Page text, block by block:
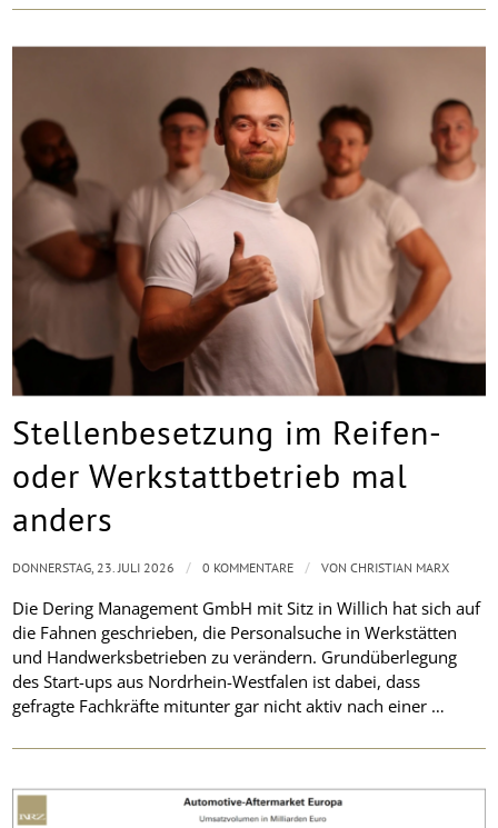
Stellenbesetzung im Reifen-
oder Werkstattbetrieb mal
anders
Die Dering Management GmbH mit Sitz in Willich hat sich auf
die Fahnen geschrieben, die Personalsuche in Werkstätten
und Handwerksbetrieben zu verändern. Grundüberlegung
des Start-ups aus Nordrhein-Westfalen ist dabei, dass
gefragte Fachkräfte mitunter gar nicht aktiv nach einer …
DONNERSTAG, 23. JULI 2026 / 0 KOMMENTARE / VONCHRISTIAN MARX